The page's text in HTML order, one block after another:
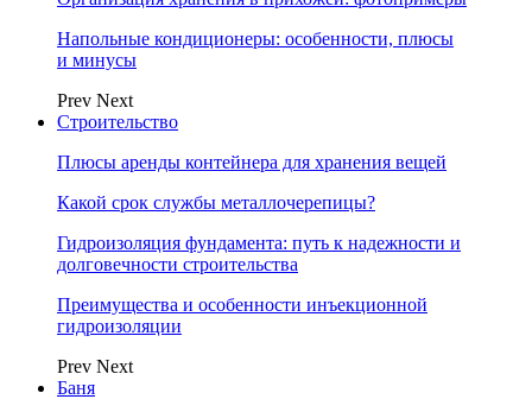
Напольные кондиционеры: особенности, плюсы
и минусы
Prev Next
Строительство
Плюсы аренды контейнера для хранения вещей
Какой срок службы металлочерепицы?
Гидроизоляция фундамента: путь к надежности и
долговечности строительства
Преимущества и особенности инъекционной
гидроизоляции
Prev Next
Баня